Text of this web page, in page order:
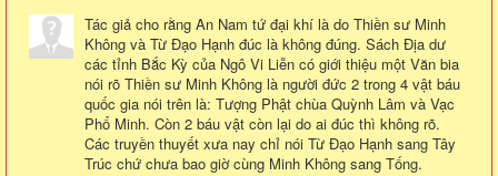
Tác giả cho rằng An Nam tứ đại khí là do Thiền sư Minh
Không và Từ Đạo Hạnh đúc là không đúng. Sách Địa dư
các tỉnh Bắc Kỳ của Ngô Vi Liễn có giới thiệu một Văn bia
nói rõ Thiền sư Minh Không là người đức 2 trong 4 vật báu
quốc gia nói trên là: Tượng Phật chùa Quỳnh Lâm và Vạc
Phổ Minh. Còn 2 báu vật còn lại do ai đúc thì không rõ.
Các truyền thuyết xưa nay chỉ nói Từ Đạo Hạnh sang Tây
Trúc chứ chưa bao giờ cùng Minh Không sang Tống.